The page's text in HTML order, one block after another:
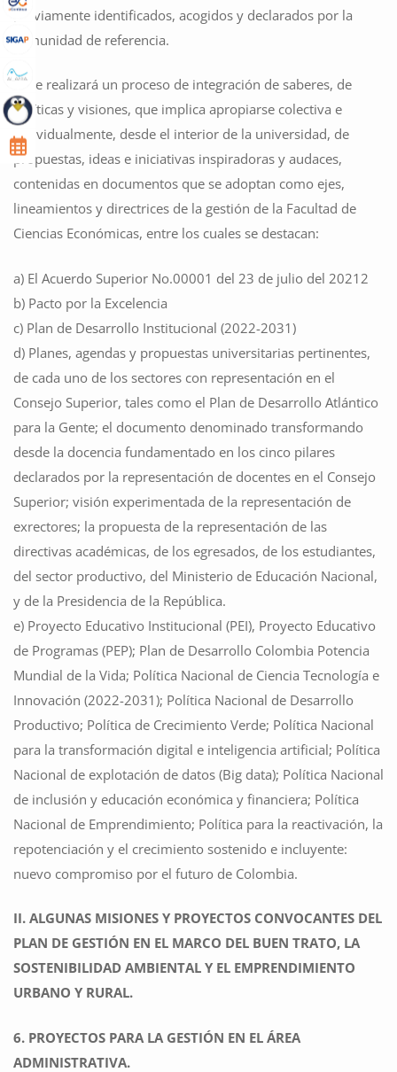
previamente identificados, acogidos y declarados por la
comunidad de referencia.
5. Se realizará un proceso de integración de saberes, de
políticas y visiones, que implica apropiarse colectiva e
individualmente, desde el interior de la universidad, de
propuestas, ideas e iniciativas inspiradoras y audaces,
contenidas en documentos que se adoptan como ejes,
lineamientos y directrices de la gestión de la Facultad de
Ciencias Económicas, entre los cuales se destacan:
a) El Acuerdo Superior No.00001 del 23 de julio del 20212
b) Pacto por la Excelencia
c) Plan de Desarrollo Institucional (2022-2031)
d) Planes, agendas y propuestas universitarias pertinentes,
de cada uno de los sectores con representación en el
Consejo Superior, tales como el Plan de Desarrollo Atlántico
para la Gente; el documento denominado transformando
desde la docencia fundamentado en los cinco pilares
declarados por la representación de docentes en el Consejo
Superior; visión experimentada de la representación de
exrectores; la propuesta de la representación de las
directivas académicas, de los egresados, de los estudiantes,
del sector productivo, del Ministerio de Educación Nacional,
y de la Presidencia de la República.
e) Proyecto Educativo Institucional (PEI), Proyecto Educativo
de Programas (PEP); Plan de Desarrollo Colombia Potencia
Mundial de la Vida; Política Nacional de Ciencia Tecnología e
Innovación (2022-2031); Política Nacional de Desarrollo
Productivo; Política de Crecimiento Verde; Política Nacional
para la transformación digital e inteligencia artificial; Política
Nacional de explotación de datos (Big data); Política Nacional
de inclusión y educación económica y financiera; Política
Nacional de Emprendimiento; Política para la reactivación, la
repotenciación y el crecimiento sostenido e incluyente:
nuevo compromiso por el futuro de Colombia.
II. ALGUNAS MISIONES Y PROYECTOS CONVOCANTES DEL
PLAN DE GESTIÓN EN EL MARCO DEL BUEN TRATO, LA
SOSTENIBILIDAD AMBIENTAL Y EL EMPRENDIMIENTO
URBANO Y RURAL.
6. PROYECTOS PARA LA GESTIÓN EN EL ÁREA
ADMINISTRATIVA.